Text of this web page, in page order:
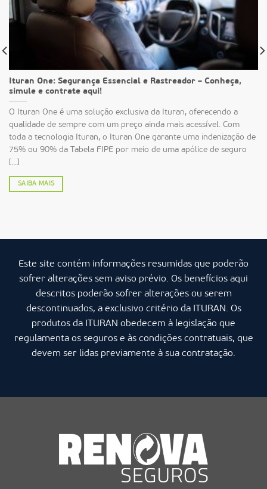
Ituran One: Segurança Essencial e Rastreador – Conheça,
simule e contrate aqui!
O Ituran One é uma solução exclusiva da Ituran, oferecendo a
qualidade de sempre com um preço ainda mais acessível. Com
toda a tecnologia Ituran, o Ituran One garante uma indenização de
75% ou 90% da Tabela FIPE por meio de uma apólice de seguro
[...]
SAIBA MAIS
Este site contém informações resumidas que poderão
sofrer alterações sem aviso prévio. Os benefícios aqui
descritos poderão sofrer alterações ou serem
descontinuados, a exclusivo critério da ITURAN. Os
produtos da ITURAN obedecem à legislação que
regulamenta os seguros e às condições contratuais, que
devem ser lidas previamente à sua contratação.